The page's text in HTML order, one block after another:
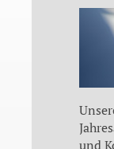
und